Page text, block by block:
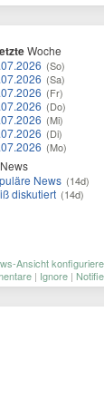
Woche
(So)
(Sa)
(Fr)
(Do)
(Mi)
(Di)
(Mo)
News
News (14d)
diskutiert (14d)
Ansicht
| Ignore |